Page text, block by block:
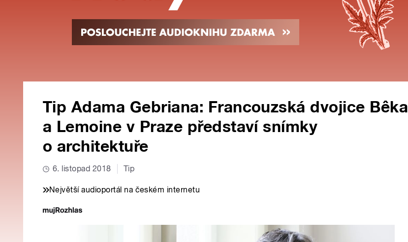
Tip Adama Gebriana: Francouzská dvojice Bêka
a Lemoine v Praze představí snímky
o architektuře
6. listopad 2018 Tip
Největší audioportál na českém internetu